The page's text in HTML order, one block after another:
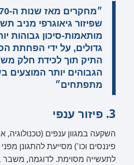
שפיזור גיאוגרפי מניב
מותאמות-סיכון גבוהות
גדולים, על ידי הפחתת
התיק תוך לכידת חלק
הגבוהים יותר המוצעים
מתפתחים״
3. פיזור ענפי
השקעה במגוון ענפים (טכנולוגיה,
פיננסים וכו') מסייעת להתגונן
לתעשייה מסוימת. לדוגמה, משבר